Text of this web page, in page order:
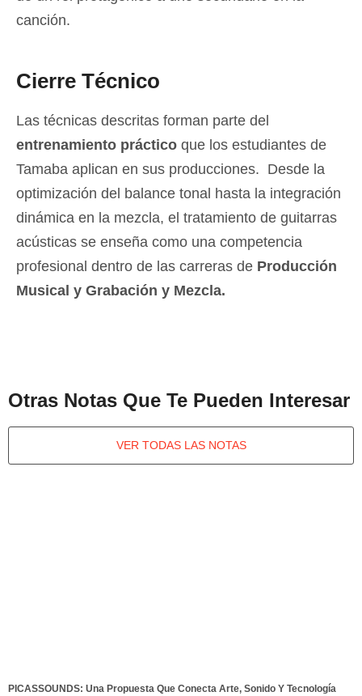
canción.
Cierre Técnico
Las técnicas descritas forman parte del
entrenamiento práctico que los estudiantes de
Tamaba aplican en sus producciones. Desde la
optimización del balance tonal hasta la integración
dinámica en la mezcla, el tratamiento de guitarras
acústicas se enseña como una competencia
profesional dentro de las carreras de Producción
Musical y Grabación y Mezcla.
Otras Notas Que Te Pueden Interesar
VER TODAS LAS NOTAS
PICASSOUNDS: Una Propuesta Que Conecta Arte, Sonido Y Tecnología